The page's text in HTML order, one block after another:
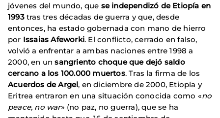
jóvenes del mundo, que se independizó de Etiopía en
1993tras tres décadas de guerra y que, desde
entonces, ha estado gobernada con mano de hierro
por Issaias Afeworki. El conflicto, cerrado en falso,
volvió a enfrentar a ambas naciones entre 1998 a
2000, en unsangriento choque que dejó saldo
cercano a los 100.000 muertos. Tras la firma de los
Acuerdos de Argel, en diciembre de 2000, Etiopía y
Eritrea entraron en una situación conocida como «no
peace, no war» (no paz, no guerra), que se ha